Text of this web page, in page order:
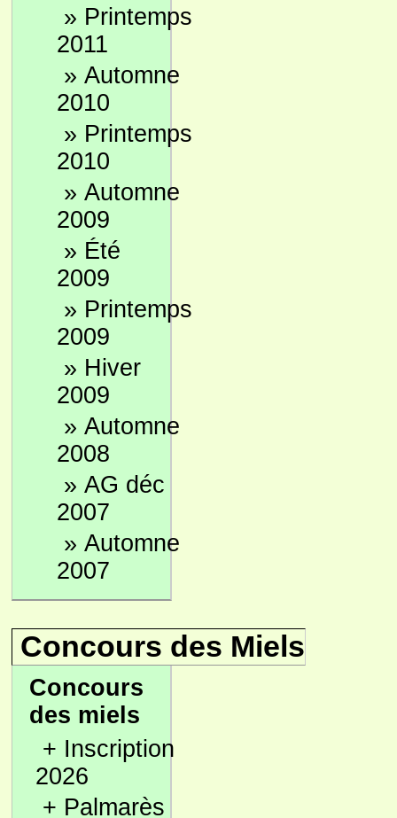
» Printemps
2011
» Automne
2010
» Printemps
2010
» Automne
2009
» Été
2009
» Printemps
2009
» Hiver
2009
» Automne
2008
» AG déc
2007
» Automne
2007
Concours des Miels
Concours
des miels
+ Inscription
2026
+ Palmarès